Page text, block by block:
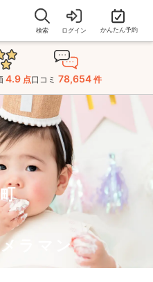
検索 ログイン かんたん予約
4.9 点口コミ 78,654 件
メラマン